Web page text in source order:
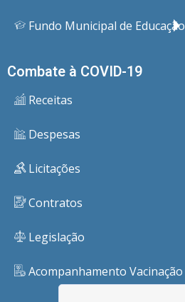
Fundo Municipal de Educação
Combate à COVID-19
Receitas
Despesas
Licitações
Contratos
Legislação
Acompanhamento Vacinação